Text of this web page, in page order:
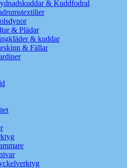
& Kuddfodral
& Plädar
& kuddar
& Fällar